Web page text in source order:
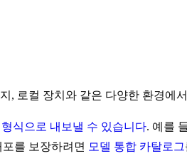
, 로컬 장치와 같은 다양한 환경에
식으로 내보낼 수 있습니다. 예를
를 보장하려면 모델 통합 카탈로그